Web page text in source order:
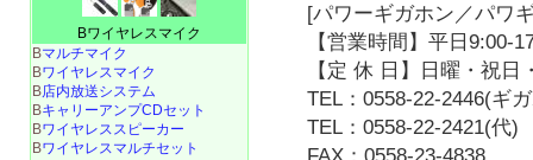
[パワーギガホン／パワ
【営業時間】平日9:00-
【定 休 日】日曜・祝日
TEL：0558-22-2446(ギ
TEL：0558-22-2421(代)
Bワイヤレスマイク
Bマルチマイク
Bワイヤレスマイク
B店内放送システム
BキャリーアンプCDセット
Bワイヤレススピーカー
Bワイヤレスマルチセット